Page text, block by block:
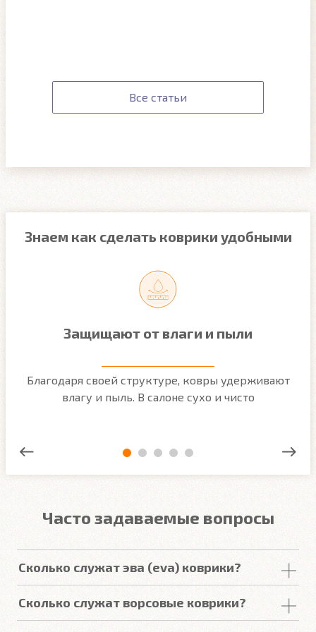
Все статьи
Знаем как сделать коврики удобными
Защищают от влаги и пыли
Благодаря своей структуре, ковры удерживают
влагу и пыль. В салоне сухо и чисто
Часто задаваемые вопросы
Сколько служат эва (eva) коврики?
покрытий изЕВА в среднем составляет 2-3
.
Сколько служат ворсовые коврики?